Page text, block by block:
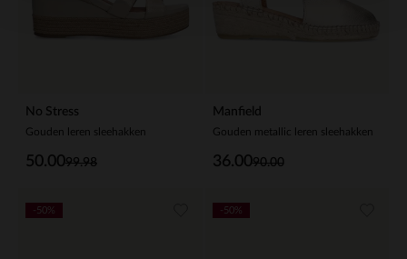
No Stress
Gouden leren sleehakken
99.98
50.00
Manfield
Gouden metallic leren sleehakken
90.00
36.00
-50% -50%